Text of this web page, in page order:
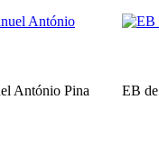
António Pina EB